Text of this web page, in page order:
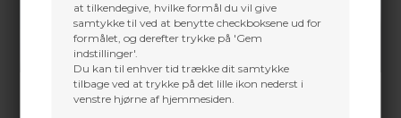
at tilkendegive, hvilke formål du vil give
samtykke til ved at benytte checkboksene ud for
formålet, og derefter trykke på 'Gem
indstillinger'.
Du kan til enhver tid trække dit samtykke
tilbage ved at trykke på det lille ikon nederst i
venstre hjørne af hjemmesiden.